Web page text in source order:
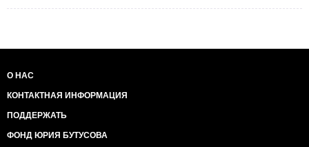
О НАС
КОНТАКТНАЯ ИНФОРМАЦИЯ
ПОДДЕРЖАТЬ
ФОНД ЮРИЯ БУТУСОВА